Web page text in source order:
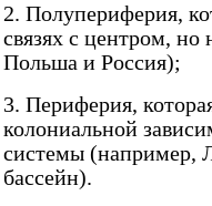
2. Полупериферия,
связях с центром, но
Польша и Россия);
3. Периферия,
колониальной
системы (например,
бассейн).